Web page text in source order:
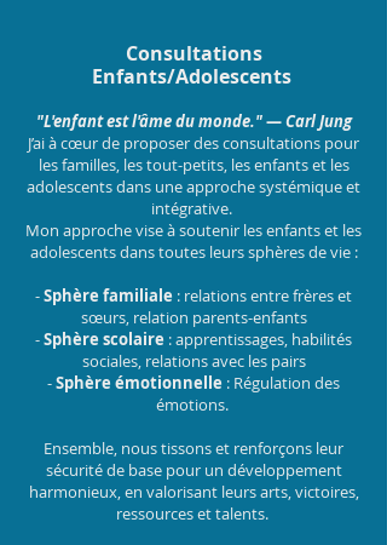
Consultations
Enfants/Adolescents
"L'enfant est l'âme du monde."—Carl Jung
J’ai à cœur de proposer des consultations pour
les familles, les tout-petits, les enfants et les
adolescents dans une approche systémique et
intégrative.
Mon approche vise à soutenir les enfants et les
adolescents dans toutes leurs sphères de vie :
-Sphère familiale : relations entre frères et
sœurs, relation parents-enfants
-Sphère scolaire : apprentissages, habilités
sociales, relations avec les pairs
-Sphère émotionnelle : Régulation des
émotions.
Ensemble, nous tissons et renforçons leur
sécurité de base pour un développement
harmonieux, en valorisant leurs arts, victoires,
ressources et talents.